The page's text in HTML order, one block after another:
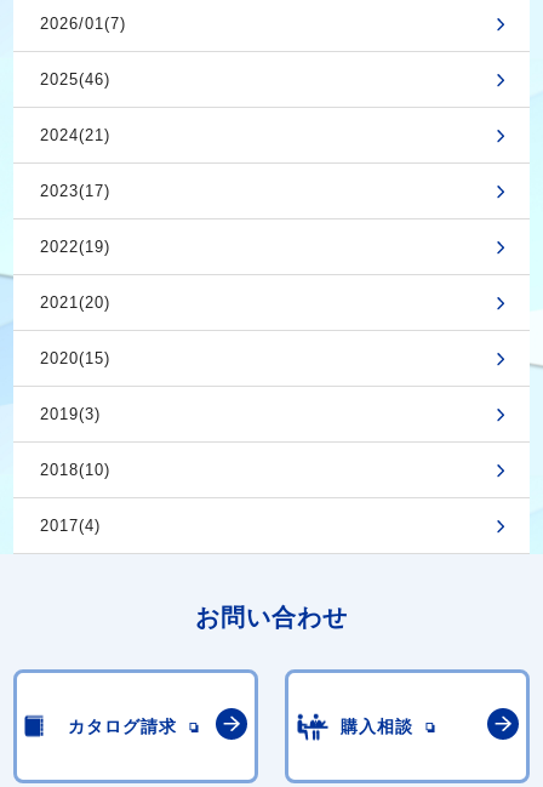
2026/01(7)
2025(46)
2024(21)
2023(17)
2022(19)
2021(20)
2020(15)
2019(3)
2018(10)
2017(4)
お問い合わせ
カタログ請求 購入相談